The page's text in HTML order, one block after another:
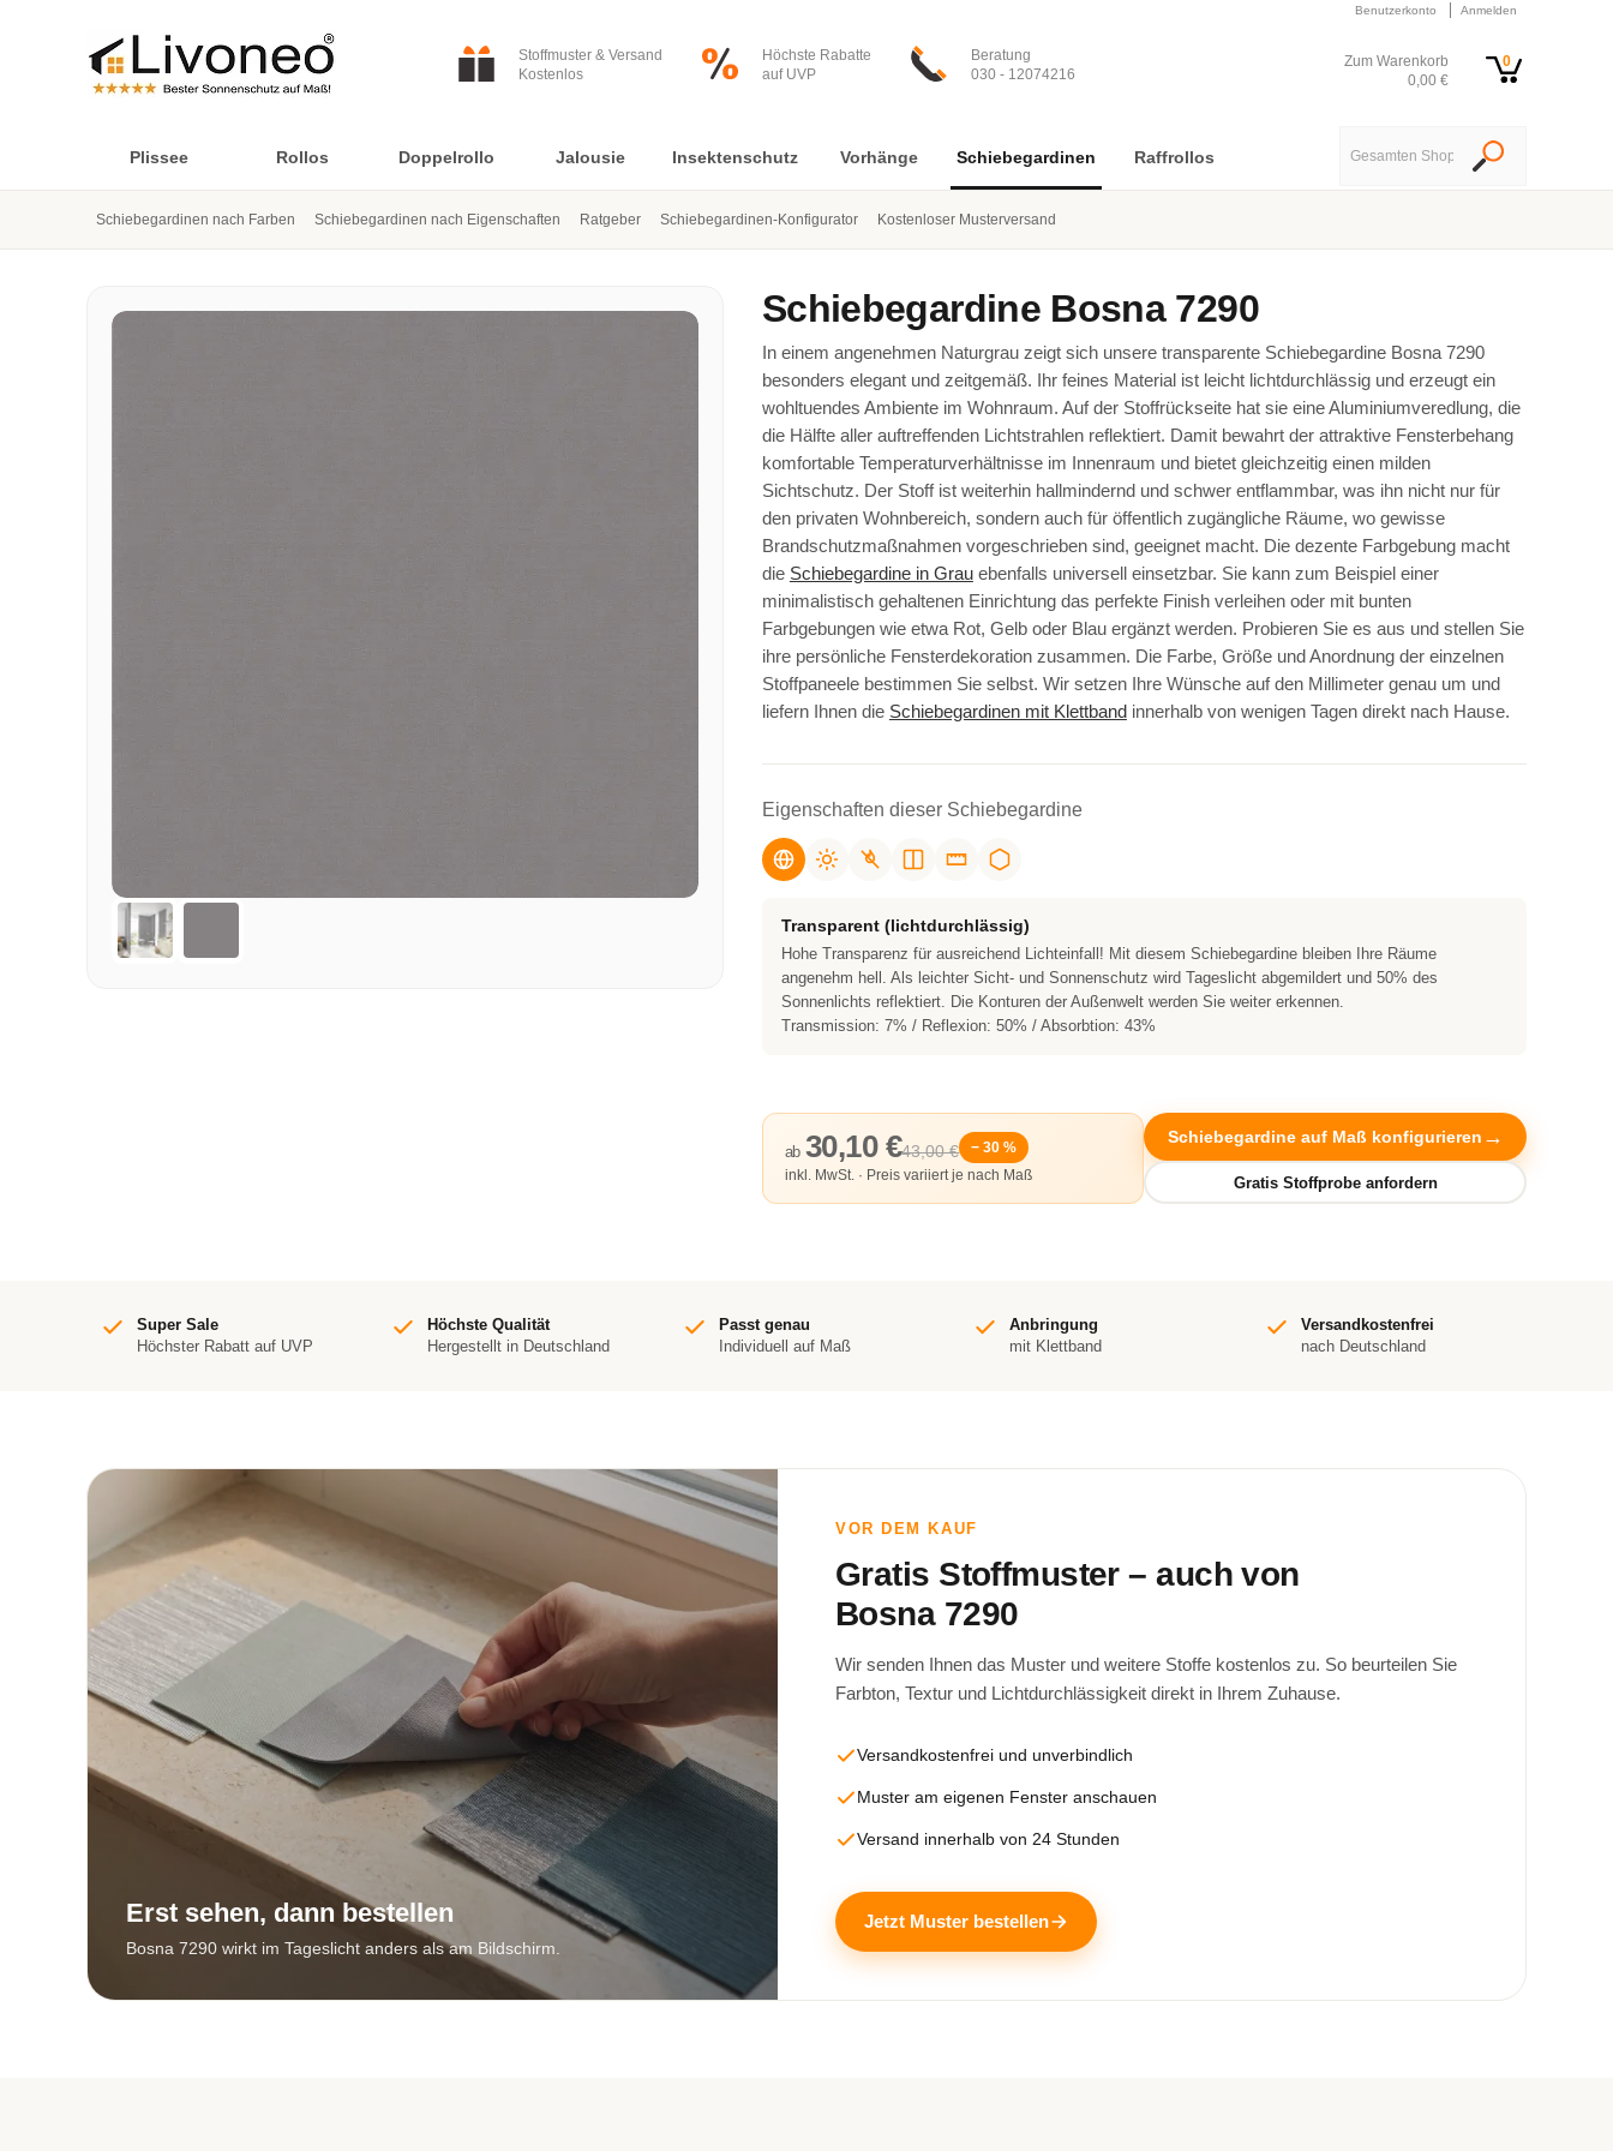
Benutzerkonto Anmelden
Stoffmuster & Versand
Kostenlos
Höchste Rabatte
auf UVP
Beratung
030 - 12074216
Zum Warenkorb
0,00 €
0
Plissee Rollos Doppelrollo Jalousie Insektenschutz Vorhänge Schiebegardinen
Schiebegardinen nach Farben Schiebegardinen nach Eigenschaften Ratgeber Schiebegardinen-Konfigurator Kostenloser Musterversand
Raffrollos
Schiebegardine Bosna 7290
In einem angenehmen Naturgrau zeigt sich unsere transparente Schiebegardine Bosna 7290
besonders elegant und zeitgemäß. Ihr feines Material ist leicht lichtdurchlässig und erzeugt ein
wohltuendes Ambiente im Wohnraum. Auf der Stoffrückseite hat sie eine Aluminiumveredlung, die
die Hälfte aller auftreffenden Lichtstrahlen reflektiert. Damit bewahrt der attraktive Fensterbehang
komfortable Temperaturverhältnisse im Innenraum und bietet gleichzeitig einen milden
Sichtschutz. Der Stoff ist weiterhin hallmindernd und schwer entflammbar, was ihn nicht nur für
den privaten Wohnbereich, sondern auch für öffentlich zugängliche Räume, wo gewisse
Brandschutzmaßnahmen vorgeschrieben sind, geeignet macht. Die dezente Farbgebung macht
die Schiebegardine in Grauebenfalls universell einsetzbar. Sie kann zum Beispiel einer
minimalistisch gehaltenen Einrichtung das perfekte Finish verleihen oder mit bunten
Farbgebungen wie etwa Rot, Gelb oder Blau ergänzt werden. Probieren Sie es aus und stellen Sie
ihre persönliche Fensterdekoration zusammen. Die Farbe, Größe und Anordnung der einzelnen
Stoffpaneele bestimmen Sie selbst. Wir setzen Ihre Wünsche auf den Millimeter genau um und
liefern Ihnen die Schiebegardinen mit Klettbandinnerhalb von wenigen Tagen direkt nach Hause.
Eigenschaften dieser Schiebegardine
Transparent (lichtdurchlässig)
Hohe Transparenz für ausreichend Lichteinfall! Mit diesem Schiebegardine bleiben Ihre Räume
angenehm hell. Als leichter Sicht- und Sonnenschutz wird Tageslicht abgemildert und 50% des
Sonnenlichts reflektiert. Die Konturen der Außenwelt werden Sie weiter erkennen.
Transmission: 7% / Reflexion: 50% / Absorbtion: 43%
43,00 €
ab 30,10 €
− 30 %
inkl. MwSt. · Preis variiert je nach Maß
Schiebegardine auf Maß konfigurieren
Super Sale
Höchster Rabatt auf UVP
Höchste Qualität
Hergestellt in Deutschland
Passt genau
Individuell auf Maß
Anbringung
mit Klettband
Versandkostenfrei
nach Deutschland
Erst sehen, dann bestellen
Bosna 7290 wirkt im Tageslicht anders als am Bildschirm.
VOR DEM KAUF
Gratis Stoffmuster – auch von
Bosna 7290
Wir senden Ihnen das Muster und weitere Stoffe kostenlos zu. So beurteilen Sie
Farbton, Textur und Lichtdurchlässigkeit direkt in Ihrem Zuhause.
Versandkostenfrei und unverbindlich
Muster am eigenen Fenster anschauen
Versand innerhalb von 24 Stunden
Jetzt Muster bestellen